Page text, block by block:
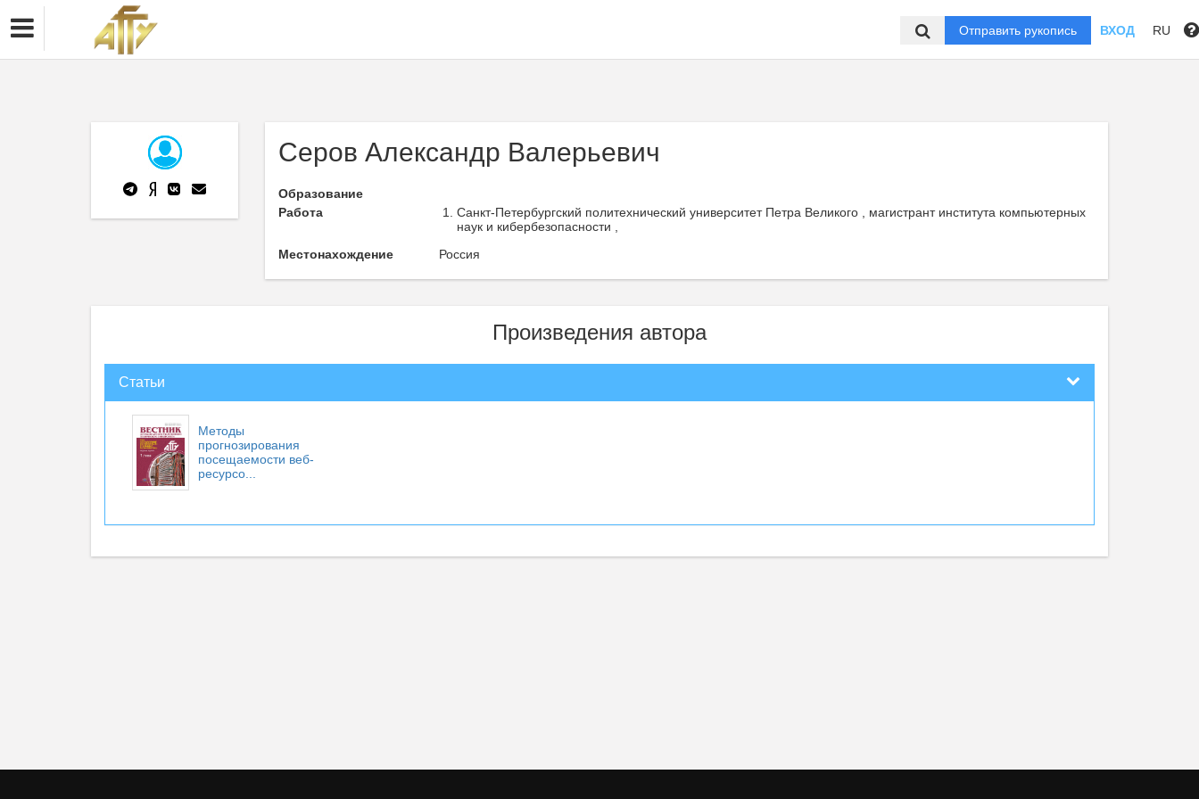
Отправить рукопись ВХОД RU
Серов Александр Валерьевич
Образование
Работа
Санкт-Петербургский политехнический университет Петра Великого , магистрант института компьютерных
наук и кибербезопасности ,
Местонахождение
Россия
Произведения автора
Статьи
Методы
прогнозирования
посещаемости веб-
ресурсо...